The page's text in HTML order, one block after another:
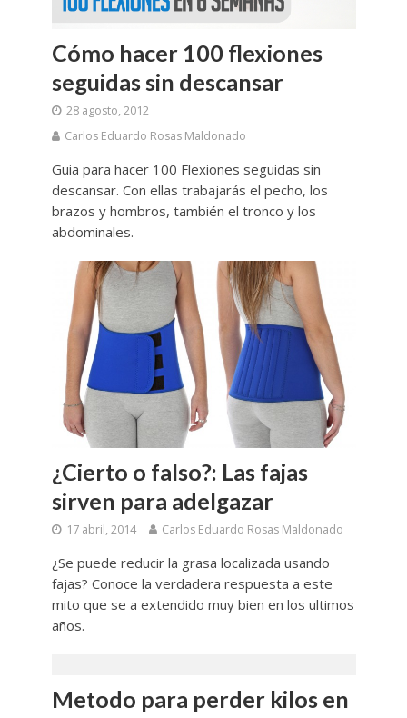
Cómo hacer 100 flexiones
seguidas sin descansar
28 agosto, 2012
Carlos Eduardo Rosas Maldonado
Guia para hacer 100 Flexiones seguidas sin
descansar. Con ellas trabajarás el pecho, los
brazos y hombros, también el tronco y los
abdominales.
¿Cierto o falso?: Las fajas
sirven para adelgazar
17 abril, 2014 Carlos Eduardo Rosas Maldonado
¿Se puede reducir la grasa localizada usando
fajas? Conoce la verdadera respuesta a este
mito que se a extendido muy bien en los ultimos
años.
Metodo para perder kilos en